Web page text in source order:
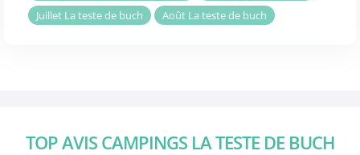
Juillet La teste de buch
Août La teste de buch
TOP AVIS CAMPINGS LA TESTE DE BUCH